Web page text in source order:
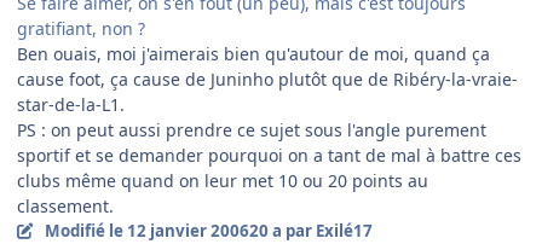
gratifiant, non ?
Ben ouais, moi j'aimerais bien qu'autour de moi, quand ça
cause foot, ça cause de Juninho plutôt que de Ribéry-la-vraie-
star-de-la-L1.
PS : on peut aussi prendre ce sujet sous l'angle purement
sportif et se demander pourquoi on a tant de mal à battre ces
clubs même quand on leur met 10 ou 20 points au
classement.
Modifié le 12 janvier 200620 a par Exilé17